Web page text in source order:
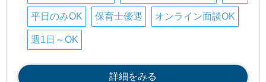
平日のみOK 保育士優遇 オンライン面談OK
週1日～OK
詳細をみる